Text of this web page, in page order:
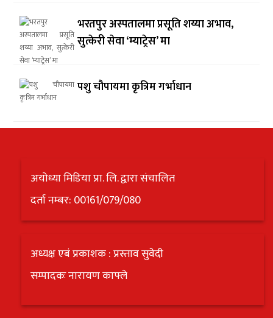
भरतपुर अस्पतालमा प्रसूति शय्या अभाव,
सुत्केरी सेवा ‘म्याट्रेस’ मा
पशु चौपायमा कृत्रिम गर्भाधान
अयोध्या मिडिया प्रा. लि. द्वारा संचालित
दर्ता नम्बर: 00161/079/080
अध्यक्ष एबं प्रकाशक : प्रस्ताव सुवेदी
सम्पादकः नारायण काफ्ले